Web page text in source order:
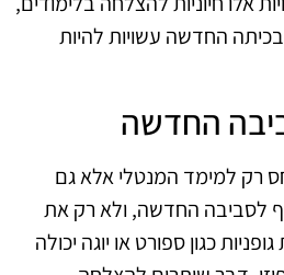
בכיתה החדשה עשויות להיות
החדשה
רק למימד המנטלי אלא גם
לסביבה החדשה, ולא רק את
כגון ספורט או יוגה יכולה